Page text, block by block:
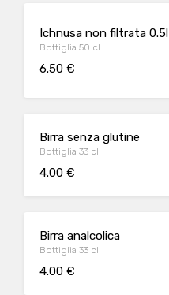
Ichnusa non filtrata 0.5l
Bottiglia 50 cl
6.50 €
Birra senza glutine
Bottiglia 33 cl
4.00 €
Birra analcolica
Bottiglia 33 cl
4.00 €